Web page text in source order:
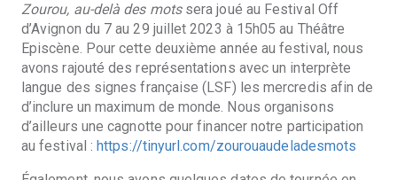
Zourou, au-delà des mots sera joué au Festival Off
d’Avignon du 7 au 29 juillet 2023 à 15h05 au Théâtre
Episcène. Pour cette deuxième année au festival, nous
avons rajouté des représentations avec un interprète
langue des signes française (LSF) les mercredis afin de
d’inclure un maximum de monde. Nous organisons
d’ailleurs une cagnotte pour financer notre participation
au festival :https://tinyurl.com/zourouaudeladesmots